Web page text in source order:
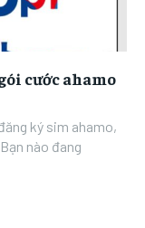
cước ahamo
ký sim ahamo,
nào đang